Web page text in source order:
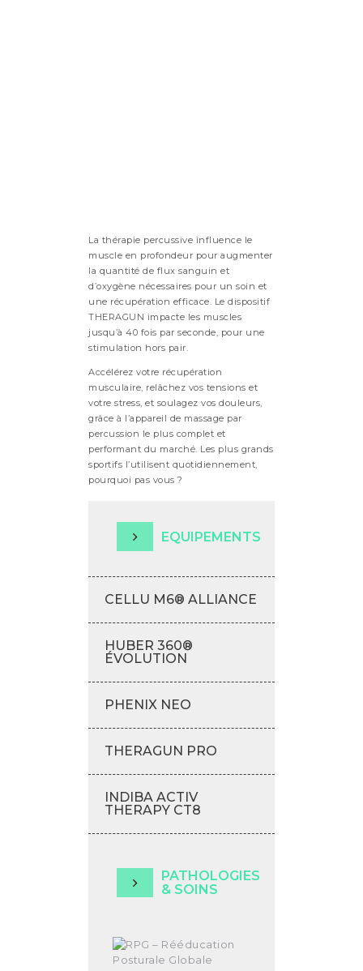
La thérapie percussive influence le
muscle en profondeur pour augmenter
la quantité de flux sanguin et
d’oxygène nécessaires pour un soin et
une récupération efficace. Le dispositif
THERAGUN impacte les muscles
jusqu’à 40 fois par seconde, pour une
stimulation hors pair.
Accélérez votre récupération
musculaire, relâchez vos tensions et
votre stress, et soulagez vos douleurs,
grâce à l’appareil de massage par
percussion le plus complet et
performant du marché. Les plus grands
sportifs l’utilisent quotidiennement,
pourquoi pas vous ?
EQUIPEMENTS
CELLU M6® ALLIANCE
HUBER 360®
ÉVOLUTION
PHENIX NEO
THERAGUN PRO
INDIBA ACTIV
THERAPY CT8
PATHOLOGIES
& SOINS